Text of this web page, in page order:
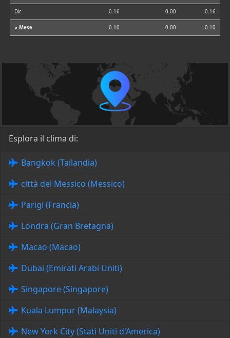
Dic 0.16 0.00 -0.16
⌀ Mese 0.10 0.00 -0.10
Esplora il clima di:
Bangkok (Tailandia)
città del Messico (Messico)
Parigi (Francia)
Londra (Gran Bretagna)
Macao (Macao)
Dubai (Emirati Arabi Uniti)
Singapore (Singapore)
Kuala Lumpur (Malaysia)
New York City (Stati Uniti d'America)